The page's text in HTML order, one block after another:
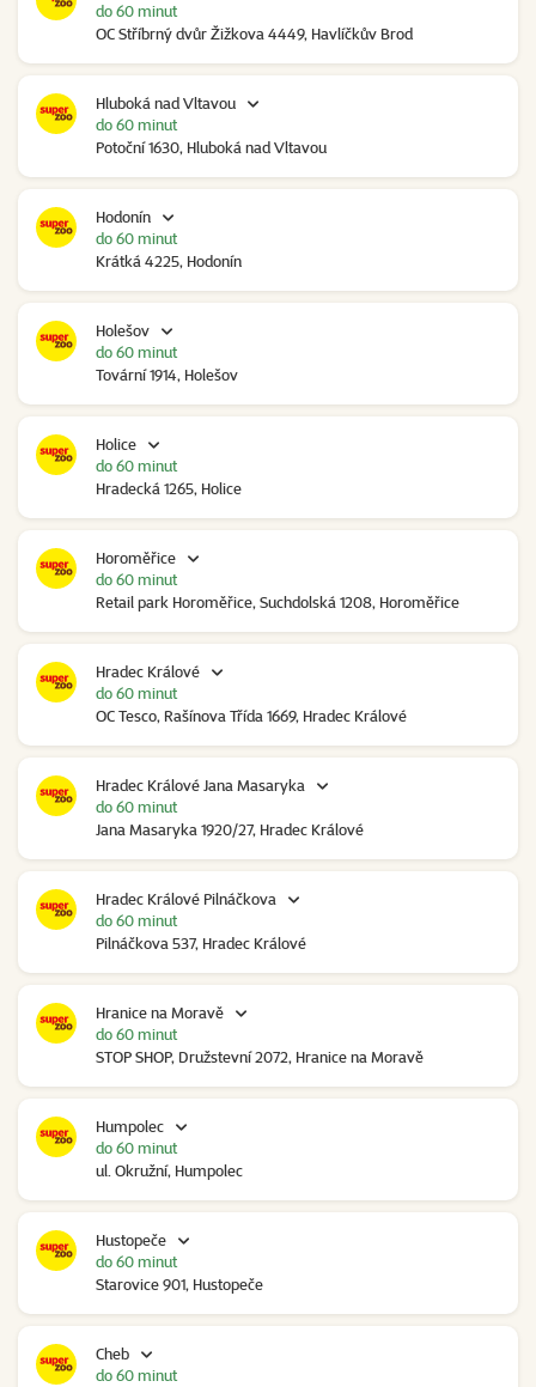
OC Stříbrný dvůr Žižkova 4449, Havlíčkův Brod
do 60 minut
Hluboká nad Vltavou
Potoční 1630, Hluboká nad Vltavou
do 60 minut
Hodonín
Krátká 4225, Hodonín
do 60 minut
Holešov
Tovární 1914, Holešov
do 60 minut
Holice
Hradecká 1265, Holice
do 60 minut
Horoměřice
Retail park Horoměřice, Suchdolská 1208, Horoměřice
do 60 minut
Hradec Králové
OC Tesco, Rašínova Třída 1669, Hradec Králové
do 60 minut
Hradec Králové Jana Masaryka
Jana Masaryka 1920/27, Hradec Králové
do 60 minut
Hradec Králové Pilnáčkova
Pilnáčkova 537, Hradec Králové
do 60 minut
Hranice na Moravě
STOP SHOP, Družstevní 2072, Hranice na Moravě
do 60 minut
Humpolec
ul. Okružní, Humpolec
do 60 minut
Hustopeče
Starovice 901, Hustopeče
do 60 minut
Cheb
do 60 minut